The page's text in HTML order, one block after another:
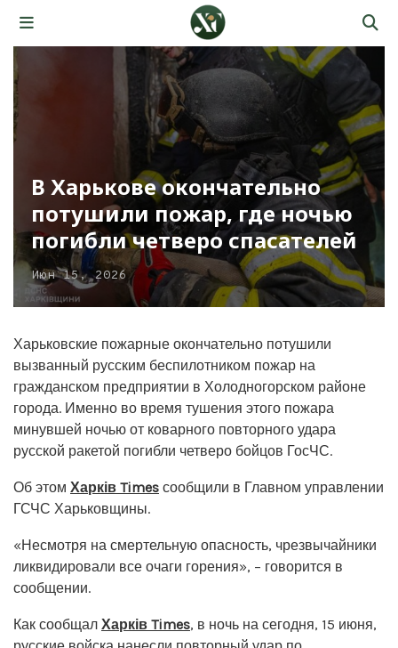
В Харькове окончательно
потушили пожар, где ночью
погибли четверо спасателей
Июн 15, 2026
Харьковские пожарные окончательно потушили
вызванный русским беспилотником пожар на
гражданском предприятии в Холодногорском районе
города. Именно во время тушения этого пожара
минувшей ночью от коварного повторного удара
русской ракетой погибли четверо бойцов ГосЧС.
Об этом Харків Times сообщили в Главном управлении
ГСЧС Харьковщины.
«Несмотря на смертельную опасность, чрезвычайники
ликвидировали все очаги горения», – говорится в
сообщении.
Как сообщал Харків Times, в ночь на сегодня, 15 июня,